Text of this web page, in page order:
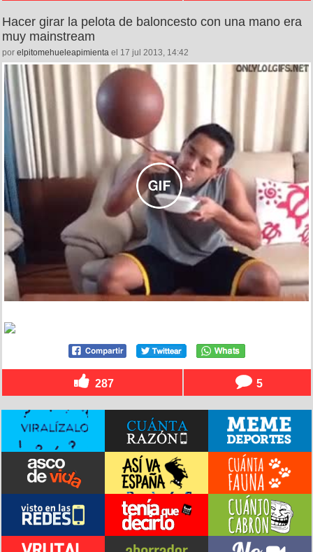
Hacer girar la pelota de baloncesto con una mano era
muy mainstream
por elpitomehueleapimienta el 17 jul 2013, 14:42
287 5